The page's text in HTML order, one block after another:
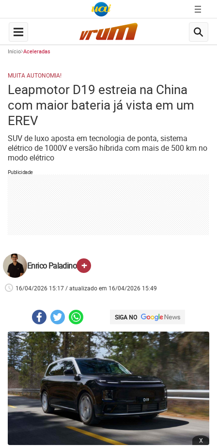
Início Aceleradas
MUITA AUTONOMIA!
Leapmotor D19 estreia na China
com maior bateria já vista em um
EREV
SUV de luxo aposta em tecnologia de ponta, sistema
elétrico de 1000V e versão híbrida com mais de 500 km no
modo elétrico
Publicidade
Enrico Paladino +
16/04/2026 15:17 / atualizado em 16/04/2026 15:49
SIGA NO
x